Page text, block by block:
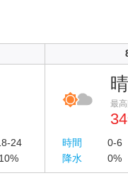
最
34
24
10%
時間
0-6
降水
0%